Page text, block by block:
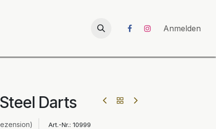
UNICORN-Launch 2026 Anmelden
Darts
Art.-Nr.: 10999